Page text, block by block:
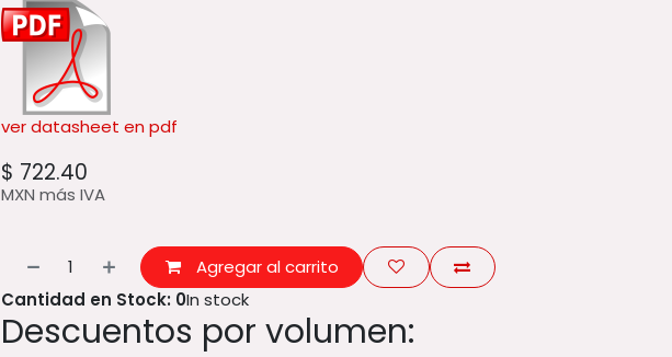
ver datasheet en pdf
$ 722.40
MXN más IVA
Agregar al carrito
Cantidad en Stock: 0In stock
Descuentos por volumen: